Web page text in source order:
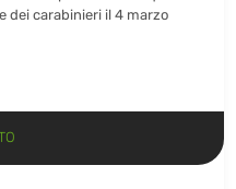
dei carabinieri il 4 marzo